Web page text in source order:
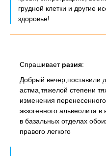
грудной клетки и другие
здоровье!
Спрашивает разия:
Добрый вечер,поставили
астма,тяжелой степени
изменения
экзогенного альвеолита
в базальных отделах
правого легкого